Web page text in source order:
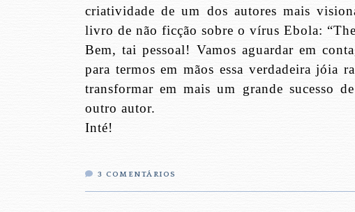
criatividade de um dos autores mais
livro de não ficção sobre o vírus Ebola:
Bem, tai pessoal! Vamos aguardar em
para termos em mãos essa verdadeira jóia
transformar em mais um grande sucesso
outro autor.
Inté!
3 COMENTÁRIOS